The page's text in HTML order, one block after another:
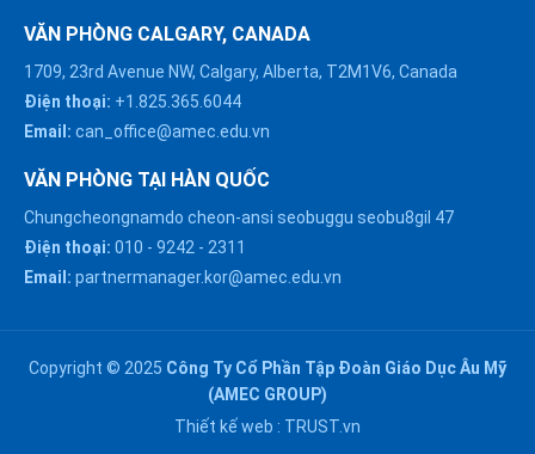
VĂN PHÒNG CALGARY, CANADA
1709, 23rd Avenue NW, Calgary, Alberta, T2M1V6, Canada
Điện thoại: +1.825.365.6044
Email: can_office@amec.edu.vn
VĂN PHÒNG TẠI HÀN QUỐC
Chungcheongnamdo cheon-ansi seobuggu seobu8gil 47
Điện thoại: 010 - 9242 - 2311
Email: partnermanager.kor@amec.edu.vn
Copyright © 2025 Công Ty Cổ Phần Tập Đoàn Giáo Dục Âu Mỹ
(AMEC GROUP)
Thiết kế web : TRUST.vn
HÀ NỘI :
0914863466
ĐÀ NẴNG :
0916082128
HỒ CHÍ MINH :
Chat với chúng tôi trên
Zalo